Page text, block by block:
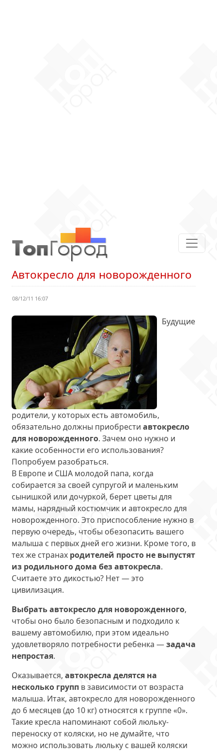
Автокресло для новорожденного
08/12/11 16:07
Будущие
родители, у которых есть автомобиль,
обязательно должны приобрести автокресло
для новорожденного. Зачем оно нужно и
какие особенности его использования?
Попробуем разобраться.
В Европе и США молодой папа, когда
собирается за своей супругой и маленьким
сынишкой или дочуркой, берет цветы для
мамы, нарядный костюмчик и автокресло для
новорожденного. Это приспособление нужно в
первую очередь, чтобы обезопасить вашего
малыша с первых дней его жизни. Кроме того, в
тех же странах родителей просто не выпустят
из родильного дома без автокресла.
Считаете это дикостью? Нет — это
цивилизация.
Выбрать автокресло для новорожденного,
чтобы оно было безопасным и подходило к
вашему автомобилю, при этом идеально
удовлетворяло потребности ребенка —задача
непростая.
Оказывается, автокресла делятся на
несколько групп в зависимости от возраста
малыша. Итак, автокресло для новорожденного
до 6 месяцев (до 10 кг) относятся к группе «0».
Такие кресла напоминают собой люльку-
переноску от коляски, но не думайте, что
можно использовать люльку с вашей коляски